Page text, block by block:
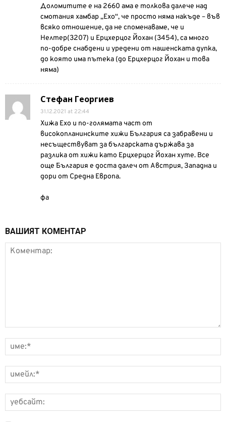
Доломитите е на 2660 ама е толкова далече над
смотания хамбар „Ехо“, че просто няма накъде – във
всяко отношение, да не споменаваме, че и
Нелтер(3207) и Ерцхерцог Йохан (3454), са много
по-добре снабдени и уредени от нашенската дупка,
до която има пътека (до Ерцхерцог Йохан и това
няма)
Стефан Георгиев
31.12.2021 at 22:44
Хижа Ехо и по-голямата част от
високопланинските хижи България са забравени и
несъществуват за българската държава за
разлика от хижи като Ерцхерцог Йохан хуте. Все
още България е доста далеч от Австрия, Западна и
дори от Средна Европа.
фа
ВАШИЯТ КОМЕНТАР